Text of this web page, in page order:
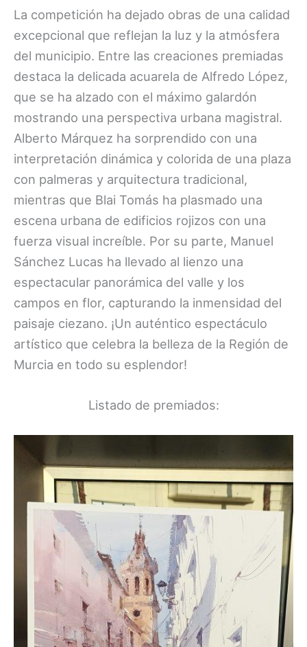
La competición ha dejado obras de una calidad
excepcional que reflejan la luz y la atmósfera
del municipio. Entre las creaciones premiadas
destaca la delicada acuarela de Alfredo López,
que se ha alzado con el máximo galardón
mostrando una perspectiva urbana magistral.
Alberto Márquez ha sorprendido con una
interpretación dinámica y colorida de una plaza
con palmeras y arquitectura tradicional,
mientras que Blai Tomás ha plasmado una
escena urbana de edificios rojizos con una
fuerza visual increíble. Por su parte, Manuel
Sánchez Lucas ha llevado al lienzo una
espectacular panorámica del valle y los
campos en flor, capturando la inmensidad del
paisaje ciezano. ¡Un auténtico espectáculo
artístico que celebra la belleza de la Región de
Murcia en todo su esplendor!
Listado de premiados: